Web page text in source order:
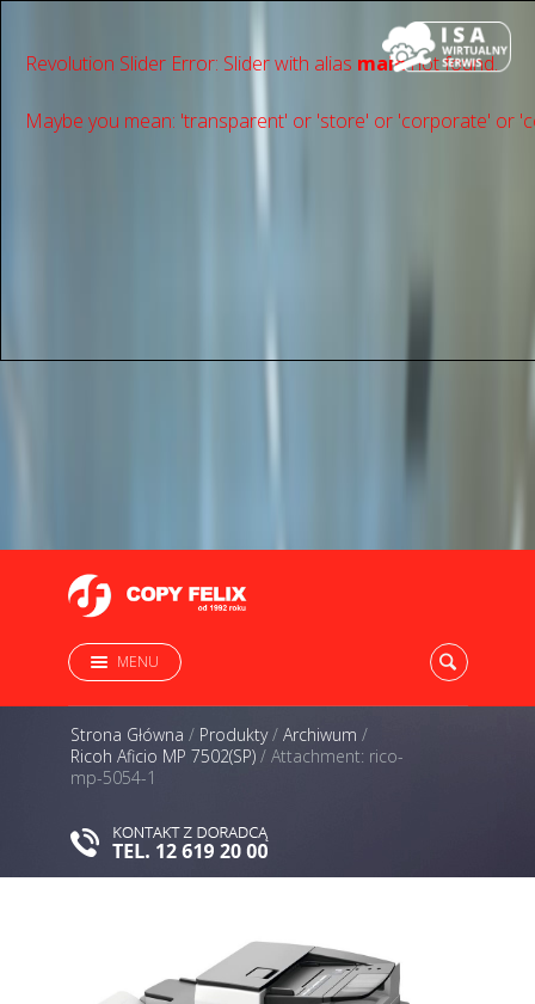
Revolution Slider Error: Slider with alias mainnot found.
Maybe you mean: 'transparent' or 'store' or 'сorporate' or
MENU
Strona Główna / Produkty/ Archiwum /
Ricoh Aficio MP 7502(SP) / Attachment: rico-
mp-5054-1